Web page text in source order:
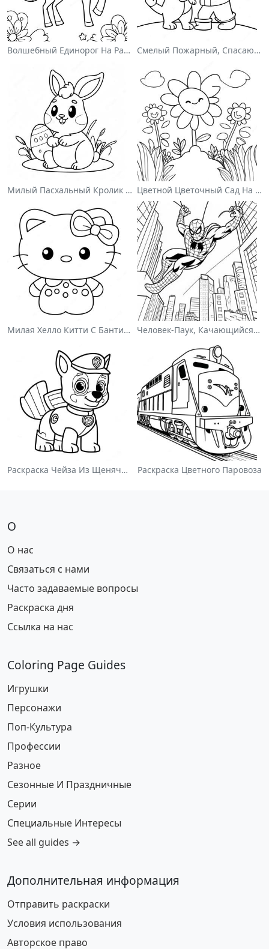
Волшебный Единорог На Раскраске С Радугой Смелый Пожарный, Спасающий Кота Раскраска
Милый Пасхальный Кролик На Раскраске Цветной Цветочный Сад На Раскраске
Милая Хелло Китти С Бантиком - Раскраска Человек-Паук, Качающийся По Городу - Раскраска
Раскраска Чейза Из Щенячьего Патруля Раскраска Цветного Паровоза
О
О нас
Связаться с нами
Часто задаваемые вопросы
Раскраска дня
Ссылка на нас
Coloring Page Guides
Игрушки
Персонажи
Поп-Культура
Профессии
Разное
Сезонные И Праздничные
Серии
Специальные Интересы
See all guides →
Дополнительная информация
Отправить раскраски
Условия использования
Авторское право